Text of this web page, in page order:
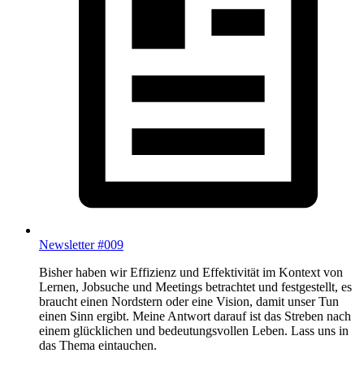
Newsletter #009
Bisher haben wir Effizienz und Effektivität im Kontext von
Lernen, Jobsuche und Meetings betrachtet und festgestellt, es
braucht einen Nordstern oder eine Vision, damit unser Tun
einen Sinn ergibt. Meine Antwort darauf ist das Streben nach
einem glücklichen und bedeutungsvollen Leben. Lass uns in
das Thema eintauchen.